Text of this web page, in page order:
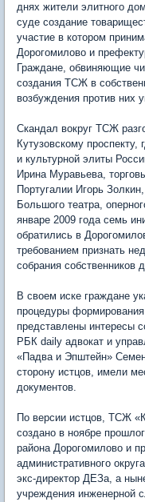
днях жители элитного
суде создание
участие в котором
Дорогомилово и
Граждане, обвиняющие
создания ТСЖ в
возбуждения против них
Скандал вокруг ТСЖ
Кутузовскому проспекту,
и культурной элиты
Ирина Муравьева,
Португалии Игорь
Большого театра,
январе 2009 года семь
обратились в
требованием признать
собрания
В своем иске граждане
процедуры
представлены интересы
РБК daily адвокат и
«Падва и Эпштейн»
сторону истцов, имели
документов.
По версии истцов, ТСЖ
создано в ноябре
района Дорогомилово и
административного
экс-директор ДЕЗа, а
учреждения инженерной